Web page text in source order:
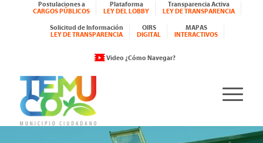
Postulaciones a
CARGOS PÚBLICOS
Plataforma
LEY DEL LOBBY
Transparencia Activa
LEY DE TRANSPARENCIA
Solicitud de Información
LEY DE TRANSPARENCIA
OIRS
DIGITAL
MAPAS
INTERACTIVOS
Video ¿Cómo Navegar?